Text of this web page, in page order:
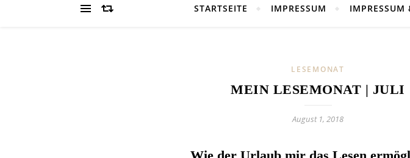
STARTSEITE IMPRESSUM IMPRESSUM
LESEMONAT
MEIN LESEMONAT | JULI
August 1, 2018